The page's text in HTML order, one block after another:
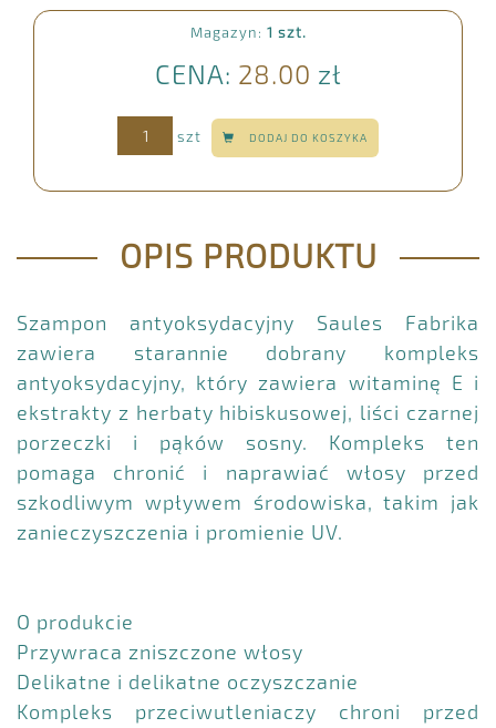
Magazyn: 1 szt.
CENA: 28.00 zł
szt DODAJ DO KOSZYKA
OPIS PRODUKTU
Szampon antyoksydacyjny Saules Fabrika
zawiera starannie dobrany kompleks
antyoksydacyjny, który zawiera witaminę E i
ekstrakty z herbaty hibiskusowej, liści czarnej
porzeczki i pąków sosny. Kompleks ten
pomaga chronić i naprawiać włosy przed
szkodliwym wpływem środowiska, takim jak
zanieczyszczenia i promienie UV.
O produkcie
Przywraca zniszczone włosy
Delikatne i delikatne oczyszczanie
Kompleks przeciwutleniaczy chroni przed